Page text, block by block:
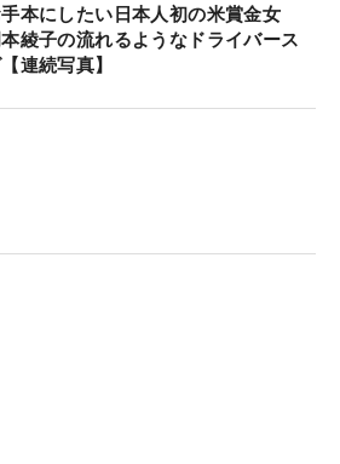
本にしたい日本人初の米賞金女
綾子の流れるようなドライバース
連続写真】